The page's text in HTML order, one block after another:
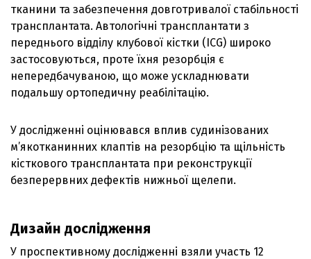
тканини та забезпечення довготривалої стабільності
трансплантата. Автологічні трансплантати з
переднього відділу клубової кістки (ICG) широко
застосовуються, проте їхня резорбція є
непередбачуваною, що може ускладнювати
подальшу ортопедичну реабілітацію.
У дослідженні оцінювався вплив судинізованих
м’якотканинних клаптів на резорбцію та щільність
кісткового трансплантата при реконструкції
безперервних дефектів нижньої щелепи.
Дизайн дослідження
У проспективному дослідженні взяли участь 12